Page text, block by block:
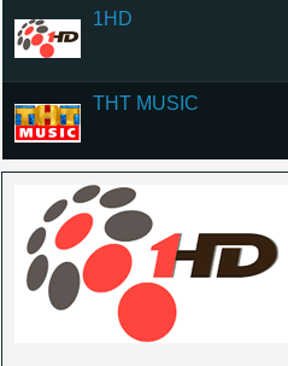
1HD
ТНТ MUSIC
Bridge TV
Europa Plus TV